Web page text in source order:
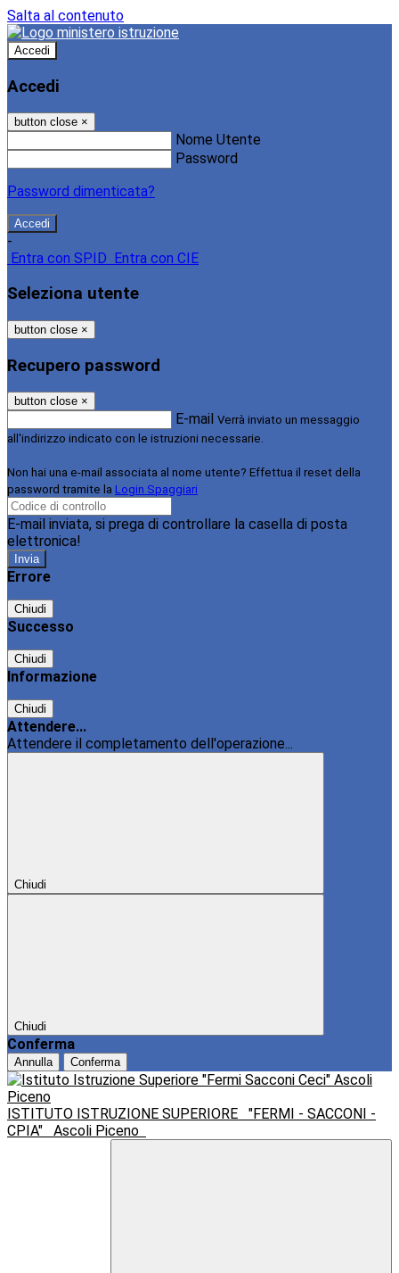
Salta al contenuto
Accedi
Accedi
button close ×
Nome Utente
Password
Password dimenticata?
-
Entra con SPID
Entra con CIE
Seleziona utente
button close ×
Recupero password
button close ×
E-mail Verrà inviato un messaggio
all'indirizzo indicato con le istruzioni necessarie.
Non hai una e-mail associata al nome utente? Effettua il reset della
password tramite la Login Spaggiari
E-mail inviata, si prega di controllare la casella di posta
elettronica!
Errore
Chiudi
Successo
Chiudi
Informazione
Chiudi
Attendere...
Attendere il completamento dell'operazione...
Chiudi
Chiudi
Conferma
Annulla Conferma
ISTITUTO ISTRUZIONE SUPERIORE
"FERMI - SACCONI -
CPIA"
Ascoli Piceno